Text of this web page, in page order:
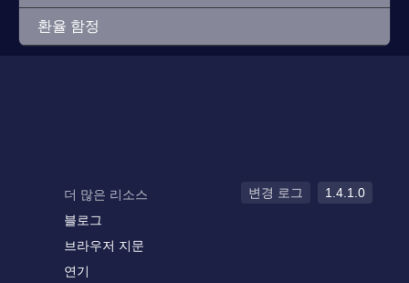
환율 함정
더 많은 리소스
블로그
브라우저 지문
연기
변경 로그 1.4.1.0